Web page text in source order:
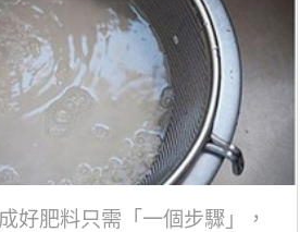
好肥料只需「一個步驟」，